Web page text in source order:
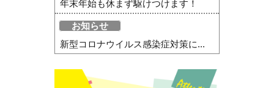
年末年始も休まず駆けつけます！
お知らせ
新型コロナウイルス感染症対策に...